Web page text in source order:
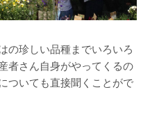
の珍しい品種までいろいろ
者さん自身がやってくるの
ついても直接聞くことがで